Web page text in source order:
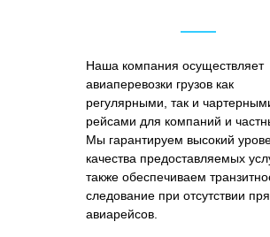
Наша компания осуществляет
авиаперевозки грузов как
регулярными, так и
рейсами для компаний и
Мы гарантируем высокий
качества предоставляемых
также обеспечиваем
следование при отсутствии
авиарейсов.